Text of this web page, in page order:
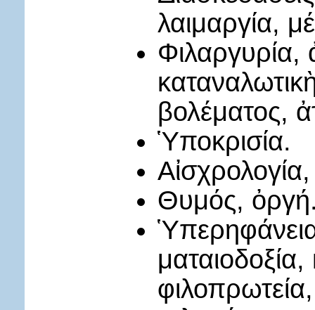
λαιμαργία,
Φιλαργυρία,
βολέματος,
Ὑποκρισία.
Θυμός,